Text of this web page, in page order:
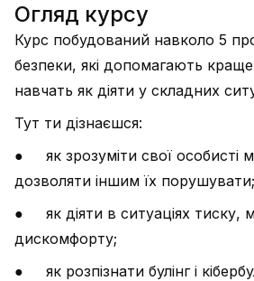
Огляд курсу
Курс побудований навколо 5
безпеки, які допомагають
навчать як діяти у складних
Тут ти дізнаєшся:
● як зрозуміти свої особисті
дозволяти іншим їх порушувати;
● як діяти в ситуаціях тиску,
дискомфорту;
● як розпізнати булінг і